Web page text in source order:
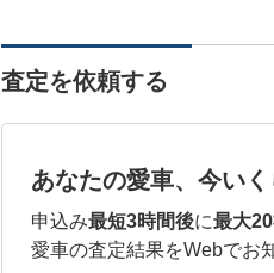
査定を依頼する
あなたの愛車、今いく
申込み最短3時間後に最大
愛車の査定結果をWebでお